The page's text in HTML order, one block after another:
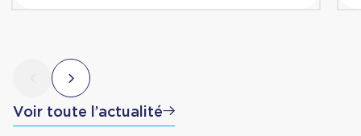
Voir toute l’actualité